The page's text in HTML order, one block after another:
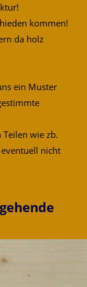
kommen!
da holz
ein Muster
Teilen wie zb.
nicht